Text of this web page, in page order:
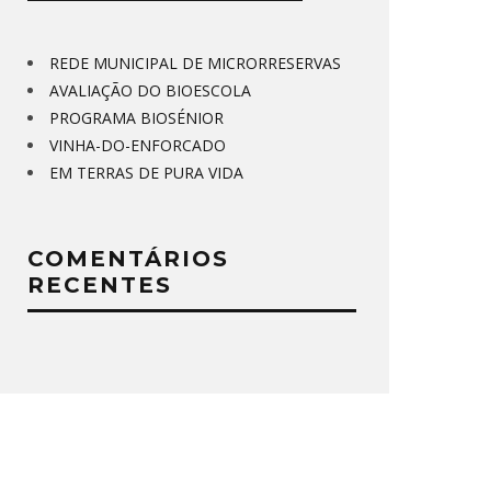
REDE MUNICIPAL DE MICRORRESERVAS
AVALIAÇÃO DO BIOESCOLA
PROGRAMA BIOSÉNIOR
VINHA-DO-ENFORCADO
EM TERRAS DE PURA VIDA
COMENTÁRIOS
RECENTES